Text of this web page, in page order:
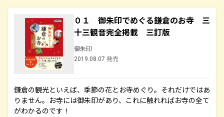
０１ 御朱印でめぐる鎌倉のお寺 三
十三観音完全掲載 三訂版
御朱印
2019.08.07 発売
鎌倉の観光といえば、季節の花とお寺めぐり。それだけではあ
りません。お寺には御朱印があり、これに触れればお寺の全て
がわかるのです！